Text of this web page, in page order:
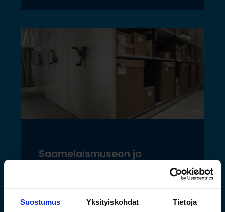
Suostumus Yksityiskohdat Tietoja
Saamelaismuseon ja
luontokeskuksen esineistölle
kestävät säilytysratkaisut